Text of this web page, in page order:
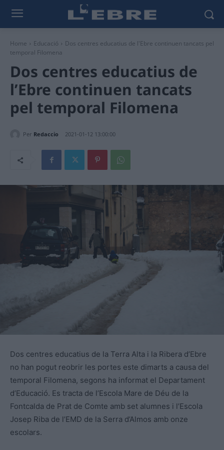
Home Educació
Dos centres educatius de l'Ebre continuen tancats pel
temporal Filomena
Dos centres educatius de
l’Ebre continuen tancats
pel temporal Filomena
Per Redaccio 2021-01-12 13:00:00
Dos centres educatius de la Terra Alta i la Ribera d’Ebre
no han pogut reobrir les portes este dimarts a causa del
temporal Filomena, segons ha informat el Departament
d’Educació. Es tracta de l’Escola Mare de Déu de la
Fontcalda de Prat de Comte amb set alumnes i l’Escola
Josep Riba de l’EMD de la Serra d’Almos amb onze
escolars.